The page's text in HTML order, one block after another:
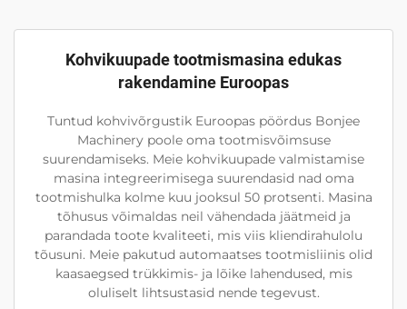
Kohvikuupade tootmismasina edukas
rakendamine Euroopas
Tuntud kohvivõrgustik Euroopas pöördus Bonjee
Machinery poole oma tootmisvõimsuse
suurendamiseks. Meie kohvikuupade valmistamise
masina integreerimisega suurendasid nad oma
tootmishulka kolme kuu jooksul 50 protsenti. Masina
tõhusus võimaldas neil vähendada jäätmeid ja
parandada toote kvaliteeti, mis viis kliendirahulolu
tõusuni. Meie pakutud automaatses tootmisliinis olid
kaasaegsed trükkimis- ja lõike lahendused, mis
oluliselt lihtsustasid nende tegevust.